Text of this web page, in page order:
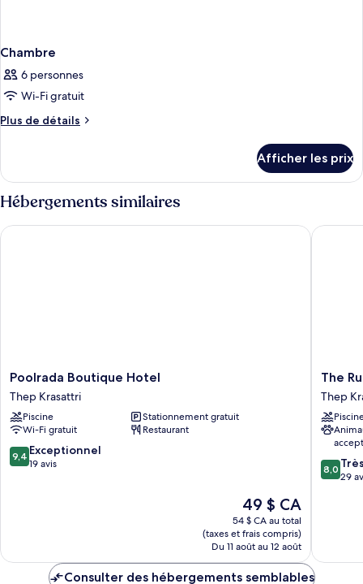
Chambre
6 personnes
Wi-Fi gratuit
Plus de détails
Plus
Chambre
Afficher les prix
Hébergements similaires
Poolrada
Boutique
Hotel
Thep
Krasattri
Poolrada Boutique Hotel
Thep Krasattri
Piscine
Stationnement gratuit
Wi-Fi gratuit
Restaurant
9.4
sur
9,4 Exceptionnel
19 avis
Le
prix
est
de
49 $ CA
49 $ CA
54 $ CA au total
(taxes et frais compris)
Du 11 août au 12 août
Poolrada Boutique Hotel
The
Rubber
Hotel
Phuket
Thep
Krasattri
The
Thep
8.0
sur
8,0
29
The
Consulter des hébergements semblables